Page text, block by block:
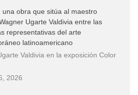
una obra que sitúa al maestro
Ugarte Valdivia entre las
representativas del arte
latinoamericano
Valdivia en la exposición Color
2026